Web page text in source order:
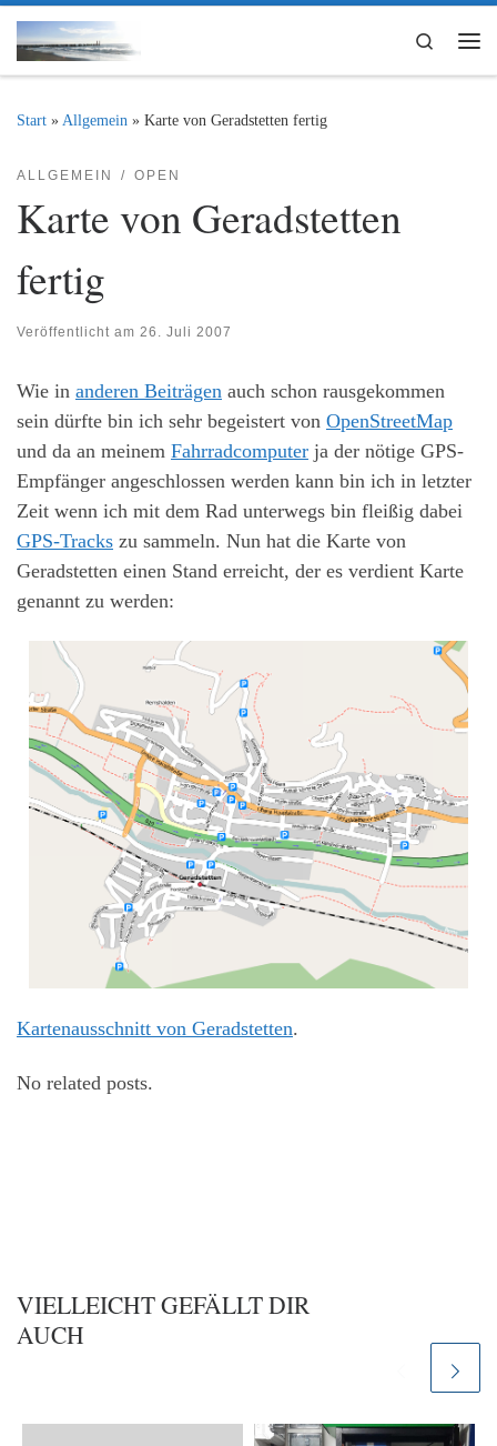
Zum Inhalt springen
Search
Start » Allgemein » Karte von Geradstetten fertig
ALLGEMEIN OPEN
Karte von Geradstetten
fertig
Veröffentlicht am 26. Juli 2007
Wie in anderen Beiträgen auch schon rausgekommen
sein dürfte bin ich sehr begeistert von OpenStreetMap
und da an meinem Fahrradcomputer ja der nötige GPS-
Empfänger angeschlossen werden kann bin ich in letzter
Zeit wenn ich mit dem Rad unterwegs bin fleißig dabei
GPS-Tracks zu sammeln. Nun hat die Karte von
Geradstetten einen Stand erreicht, der es verdient Karte
genannt zu werden:
Kartenausschnitt von Geradstetten.
No related posts.
VIELLEICHT GEFÄLLT DIR
AUCH